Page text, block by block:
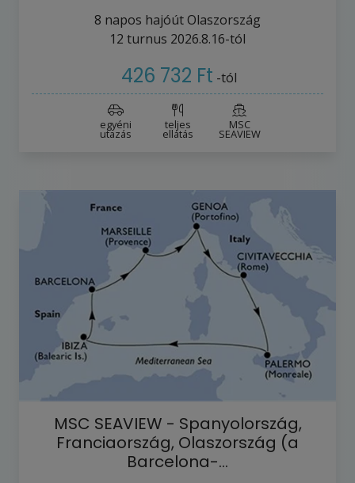
8 napos hajóútOlaszország
12 turnus 2026.8.16-tól
426 732 Ft -tól
egyéni
utazás
teljes
ellátás
MSC
SEAVIEW
MSC SEAVIEW - Spanyolország,
Franciaország, Olaszország (a
Barcelona-…